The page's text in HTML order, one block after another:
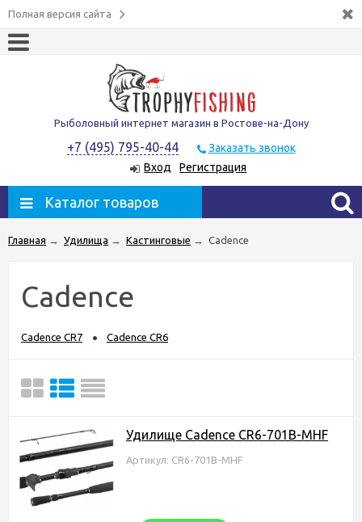
Полная версия сайта
Рыболовный интернет магазин в Ростове-на-Дону
+7 (495) 795-40-44
Заказать звонок
Вход
Регистрация
Каталог товаров
Главная → Удилища → Кастинговые → Cadence
Cadence
Cadence CR7 Cadence CR6
Удилище Cadence CR6-701B-MHF
Артикул: CR6-701B-MHF